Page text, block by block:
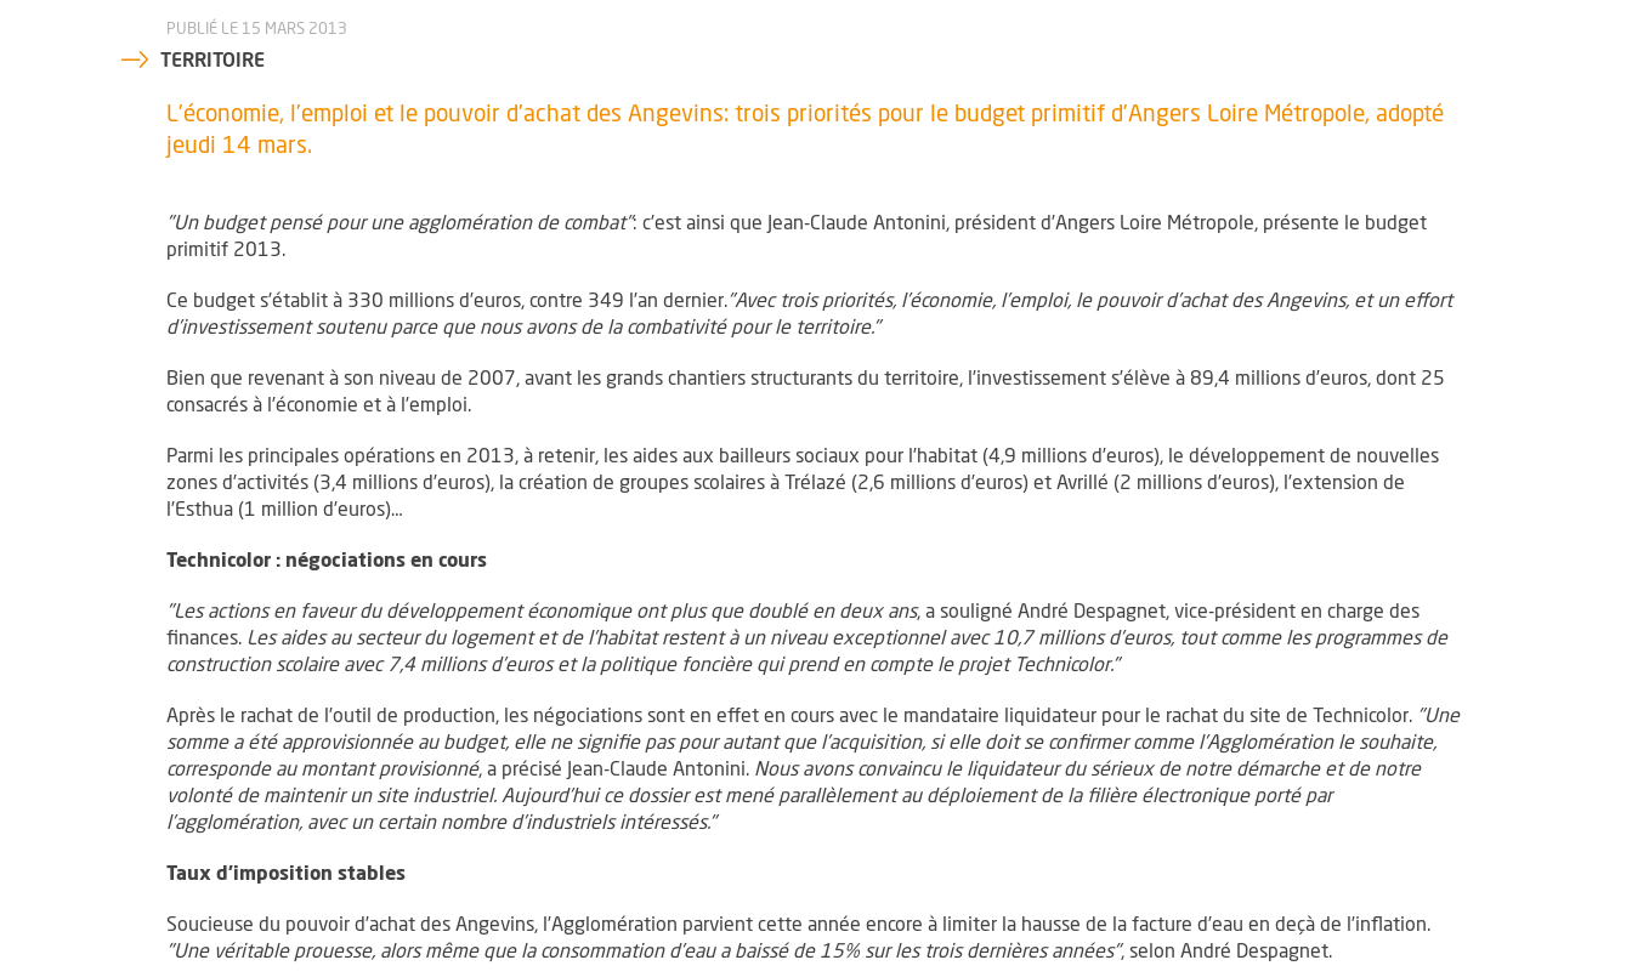
PUBLIÉ LE 15 MARS 2013
TERRITOIRE
L’économie, l’emploi et le pouvoir d’achat des Angevins: trois priorités pour le budget primitif d’Angers Loire Métropole, adopté
jeudi 14 mars.
"Un budget pensé pour une agglomération de combat": c’est ainsi que Jean-Claude Antonini, président d’Angers Loire Métropole, présente le budget
primitif 2013.
Ce budget s’établit à 330 millions d’euros, contre 349 l’an dernier."Avec trois priorités, l’économie, l’emploi, le pouvoir d’achat des Angevins, et un effort
d’investissement soutenu parce que nous avons de la combativité pour le territoire."
Bien que revenant à son niveau de 2007, avant les grands chantiers structurants du territoire, l’investissement s’élève à 89,4 millions d’euros, dont 25
consacrés à l’économie et à l’emploi.
Parmi les principales opérations en 2013, à retenir, les aides aux bailleurs sociaux pour l’habitat (4,9 millions d’euros), le développement de nouvelles
zones d’activités (3,4 millions d’euros), la création de groupes scolaires à Trélazé (2,6 millions d’euros) et Avrillé (2 millions d’euros), l’extension de
l’Esthua (1 million d’euros)…
Technicolor : négociations en cours
"Les actions en faveur du développement économique ont plus que doublé en deux ans, a souligné André Despagnet, vice-président en charge des
finances. Les aides au secteur du logement et de l’habitat restent à un niveau exceptionnel avec 10,7 millions d’euros, tout comme les programmes de
construction scolaire avec 7,4 millions d’euros et la politique foncière qui prend en compte le projet Technicolor."
Après le rachat de l’outil de production, les négociations sont en effet en cours avec le mandataire liquidateur pour le rachat du site de Technicolor. "Une
somme a été approvisionnée au budget, elle ne signifie pas pour autant que l’acquisition, si elle doit se confirmer comme l’Agglomération le souhaite,
corresponde au montant provisionné, a précisé Jean-Claude Antonini. Nous avons convaincu le liquidateur du sérieux de notre démarche et de notre
volonté de maintenir un site industriel. Aujourd’hui ce dossier est mené parallèlement au déploiement de la filière électronique porté par
l’agglomération, avec un certain nombre d’industriels intéressés."
Taux d’imposition stables
Soucieuse du pouvoir d’achat des Angevins, l’Agglomération parvient cette année encore à limiter la hausse de la facture d’eau en deçà de l’inflation.
"Une véritable prouesse, alors même que la consommation d’eau a baissé de 15% sur les trois dernières années", selon André Despagnet.